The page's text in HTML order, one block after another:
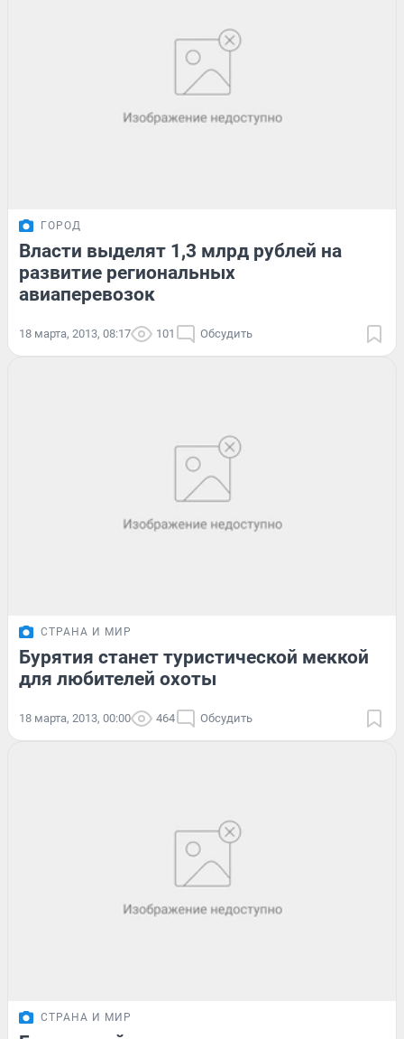
ГОРОД
Власти выделят 1,3 млрд рублей на
развитие региональных
авиаперевозок
18 марта, 2013, 08:17 101 Обсудить
СТРАНА И МИР
Бурятия станет туристической меккой
для любителей охоты
18 марта, 2013, 00:00 464 Обсудить
СТРАНА И МИР